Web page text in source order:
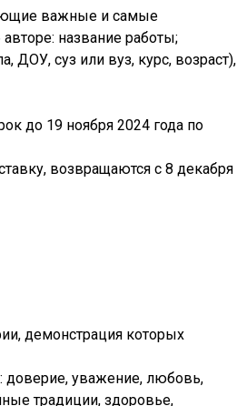
важные и самые
название работы;
ДОУ, суз или вуз, курс, возраст),
до 19 ноября 2024 года по
возвращаются с 8 декабря
демонстрация которых
доверие, уважение, любовь,
традиции, здоровье,